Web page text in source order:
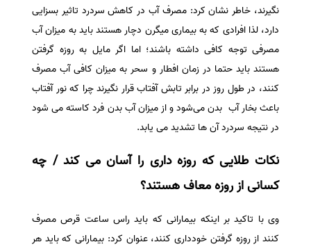
نگیرند، خاطر نشان کرد: مصرف آب در کاهش سردرد تاثیر بسزایی
دارد، لذا افرادی که به بیماری میگرن دچار هستند باید به میزان آب
مصرفی توجه کافی داشته باشند؛ اما اگر مایل به روزه گرفتن
هستند باید حتما در زمان افطار و سحر به میزان کافی آب مصرف
کنند، در طول روز در برابر تابش آفتاب قرار نگیرند چرا که نور آفتاب
باعث بخار آب بدن می‌شود و از میزان آب بدن فرد کاسته می شود
در نتیجه سردرد آن ها تشدید می یابد.
نکات طلایی که روزه داری را آسان می کند / چه
کسانی از روزه معاف هستند؟
وی با تاکید بر اینکه بیمارانی که باید راس ساعت قرص مصرف
کنند از روزه گرفتن خودداری کنند، عنوان کرد: بیمارانی که باید هر